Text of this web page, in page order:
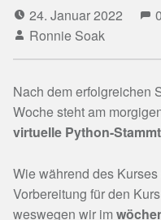
24. Januar 2022 0
Ronnie Soak
Nach dem erfolgreichen
Woche steht am
virtuelle Python-
Wie während des
Vorbereitung für den
weswegen wir im